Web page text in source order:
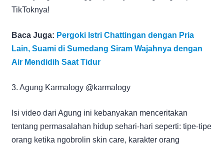
TikToknya!
Baca Juga: Pergoki Istri Chattingan dengan Pria
Lain, Suami di Sumedang Siram Wajahnya dengan
Air Mendidih Saat Tidur
3. Agung Karmalogy @karmalogy
Isi video dari Agung ini kebanyakan menceritakan
tentang permasalahan hidup sehari-hari seperti: tipe-tipe
orang ketika ngobrolin skin care, karakter orang